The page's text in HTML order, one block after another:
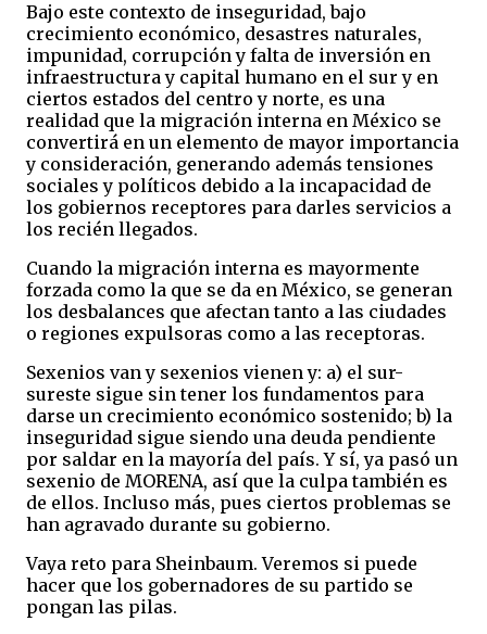
Bajo este contexto de inseguridad, bajo
crecimiento económico, desastres naturales,
impunidad, corrupción y falta de inversión en
infraestructura y capital humano en el sur y en
ciertos estados del centro y norte, es una
realidad que la migración interna en México se
convertirá en un elemento de mayor importancia
y consideración, generando además tensiones
sociales y políticos debido a la incapacidad de
los gobiernos receptores para darles servicios a
los recién llegados.
Cuando la migración interna es mayormente
forzada como la que se da en México, se generan
los desbalances que afectan tanto a las ciudades
o regiones expulsoras como a las receptoras.
Sexenios van y sexenios vienen y: a) el sur-
sureste sigue sin tener los fundamentos para
darse un crecimiento económico sostenido; b) la
inseguridad sigue siendo una deuda pendiente
por saldar en la mayoría del país. Y sí, ya pasó un
sexenio de MORENA, así que la culpa también es
de ellos. Incluso más, pues ciertos problemas se
han agravado durante su gobierno.
Vaya reto para Sheinbaum. Veremos si puede
hacer que los gobernadores de su partido se
pongan las pilas.